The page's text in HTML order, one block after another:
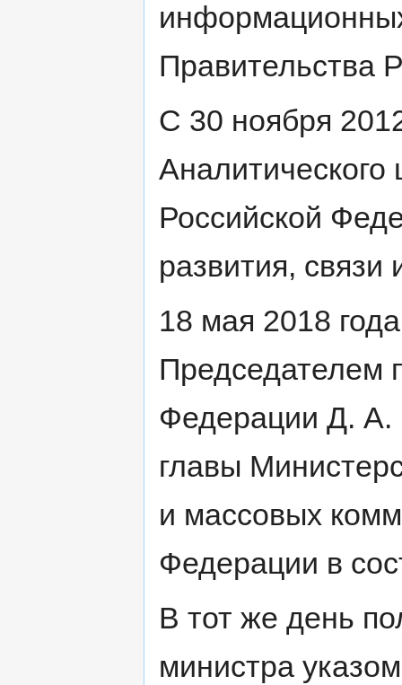
Правительства
С 30 ноября
Аналитического
Российской
развития,
18 мая 2018
Председателем
Федерации Д. А.
главы
и массовых
Федерации в
В тот же день
министра